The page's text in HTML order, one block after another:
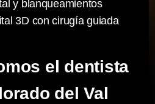
y blanqueamientos
3D con cirugía guiada
el dentista
del Val